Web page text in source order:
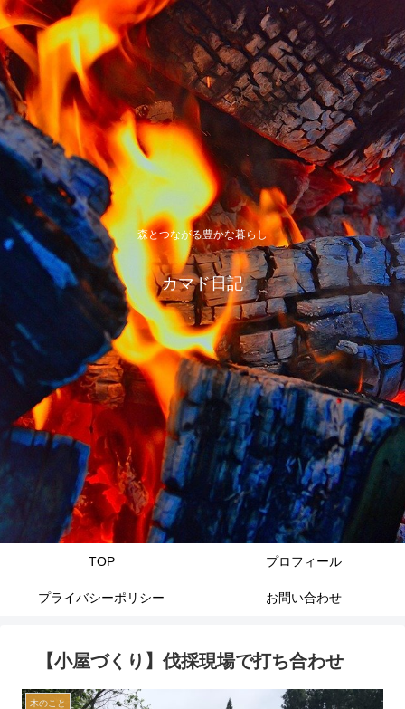
森とつながる豊かな暮らし
カマド日記
TOP プロフィール
プライバシーポリシー お問い合わせ
【小屋づくり】伐採現場で打ち合わせ
木のこと